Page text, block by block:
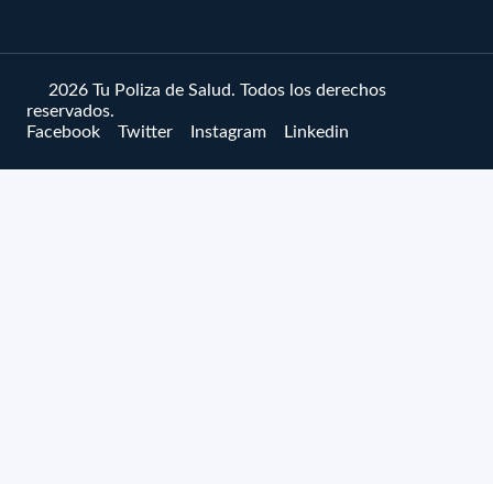
© 2026 Tu Poliza de Salud. Todos los derechos
reservados.
Facebook
Twitter Instagram Linkedin